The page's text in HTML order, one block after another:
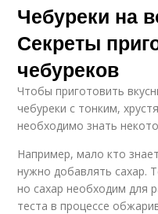
Чебуреки на
Секреты
чебуреков
Чтобы приготовить
чебуреки с тонким,
необходимо знать
Например, мало кто
нужно добавлять сахар.
но сахар необходим для
теста в процессе